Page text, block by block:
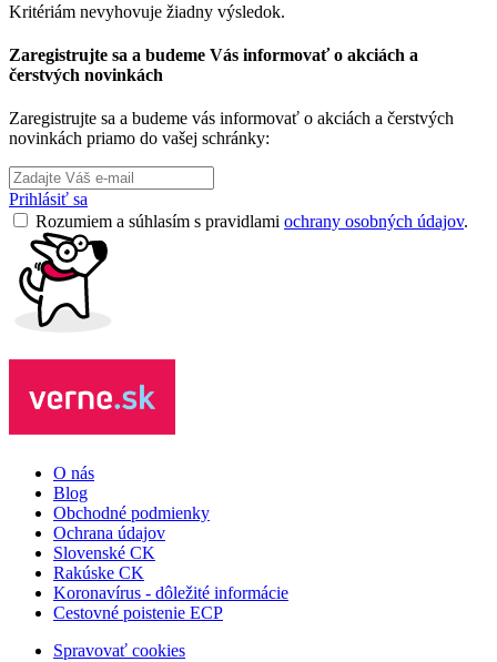
Kritériám nevyhovuje žiadny výsledok.
Zaregistrujte sa a budeme Vás informovať o akciách a
čerstvých novinkách
Zaregistrujte sa a budeme vás informovať o akciách a čerstvých
novinkách priamo do vašej schránky:
Prihlásiť sa
Rozumiem a súhlasím s pravidlami ochrany osobných údajov.
O nás
Blog
Obchodné podmienky
Ochrana údajov
Slovenské CK
Rakúske CK
Koronavírus - dôležité informácie
Cestovné poistenie ECP
Spravovať cookies